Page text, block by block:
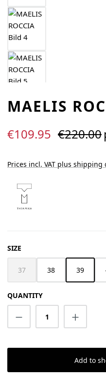
MAELIS
Sale price:
€109.95 Regular
€220.00
Prices incl. VAT plus shipping
SELECT
SIZE
37
(This option is currently
38 39
QUANTITY
Product Quantity:
Add to